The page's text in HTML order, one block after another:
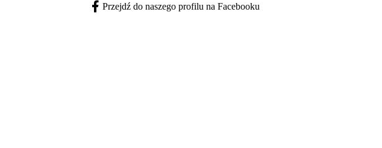
Facebook - otwiera się w nowej karcie
Przejdź do naszego profilu na Facebooku